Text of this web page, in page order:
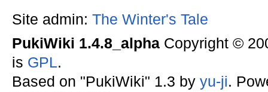
Site admin: The Winter's Tale
PukiWiki 1.4.8_alphaCopyright ©
is GPL.
Based on "PukiWiki" 1.3 by yu-ji.